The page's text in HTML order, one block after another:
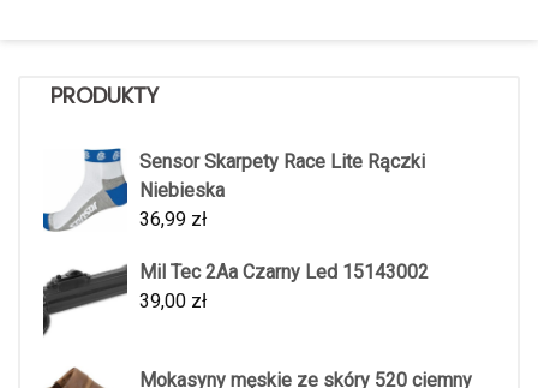
PRODUKTY
Sensor Skarpety Race Lite Rączki
Niebieska
36,99 zł
Mil Tec 2Aa Czarny Led 15143002
39,00 zł
Mokasyny męskie ze skóry 520 ciemny